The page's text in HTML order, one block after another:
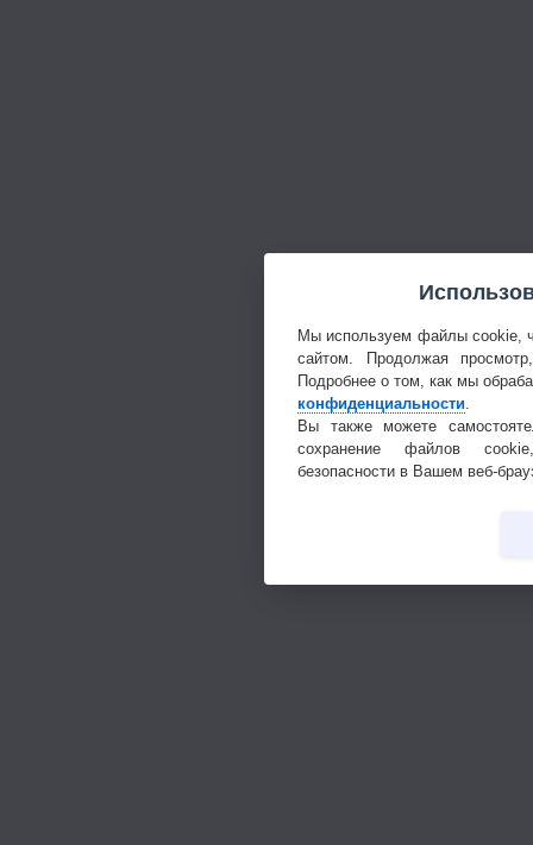
Мы используем файлы cookie,
сайтом. Продолжая
Подробнее о том, как мы
конфиденциальности
Вы также можете
сохранение файлов
безопасности в Вашем веб-